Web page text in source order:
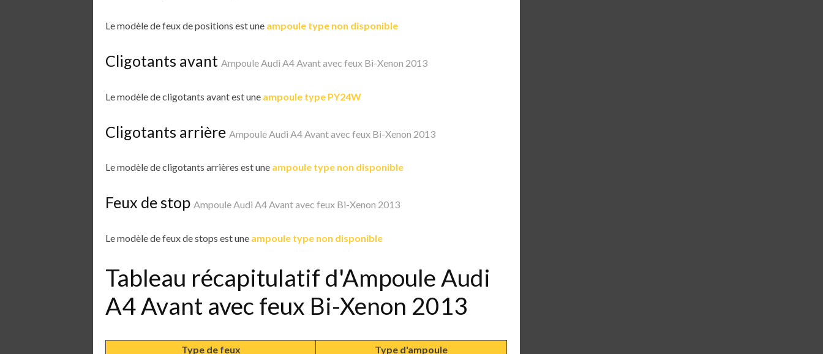
Le modèle de feux de positions est une ampoule type non disponible
Cligotants avant Ampoule Audi A4 Avant avec feux Bi-Xenon 2013
Le modèle de cligotants avant est une ampoule type PY24W
Cligotants arrière Ampoule Audi A4 Avant avec feux Bi-Xenon 2013
Le modèle de cligotants arrières est une ampoule type non disponible
Feux de stop Ampoule Audi A4 Avant avec feux Bi-Xenon 2013
Le modèle de feux de stops est une ampoule type non disponible
Tableau récapitulatif d'Ampoule Audi
A4 Avant avec feux Bi-Xenon 2013
Type de feux
Type d'ampoule